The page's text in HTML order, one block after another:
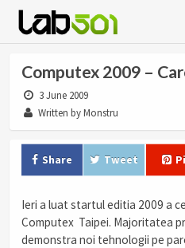
Computex 2009 –
3 June 2009
Written by Monstru
Share Tweet
Ieri a luat startul editia 2009 a
Computex Taipei. Majoritatea
demonstra noi tehnologii pe